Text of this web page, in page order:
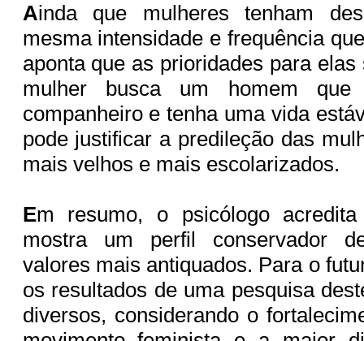
Ainda que mulheres tenham
mesma intensidade e frequência
aponta que as prioridades para elas
mulher busca um homem
companheiro e tenha uma vida
pode justificar a predileção das
mais velhos e mais escolarizados.
Em resumo, o psicólogo
mostra um perfil conservador
valores mais antiquados. Para o
os resultados de uma pesquisa
diversos, considerando o